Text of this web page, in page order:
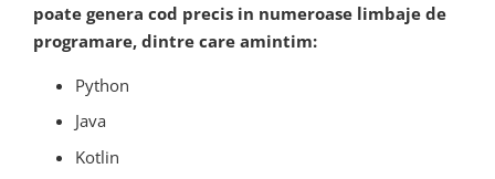
poate genera cod precis in numeroase limbaje de
programare, dintre care amintim:
Python
Java
Kotlin